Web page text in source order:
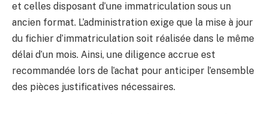
et celles disposant d’une immatriculation sous un
ancien format. L’administration exige que la mise à jour
du fichier d’immatriculation soit réalisée dans le même
délai d’un mois. Ainsi, une diligence accrue est
recommandée lors de l’achat pour anticiper l’ensemble
des pièces justificatives nécessaires.